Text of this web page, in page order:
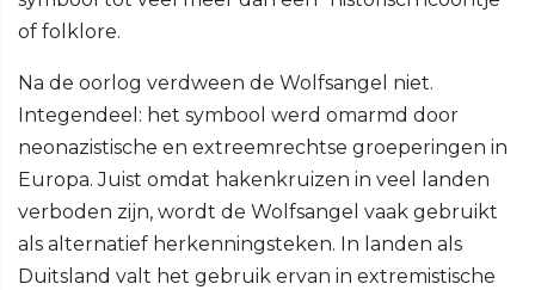
of folklore.
Na de oorlog verdween de Wolfsangel niet.
Integendeel: het symbool werd omarmd door
neonazistische en extreemrechtse groeperingen in
Europa. Juist omdat hakenkruizen in veel landen
verboden zijn, wordt de Wolfsangel vaak gebruikt
als alternatief herkenningsteken. In landen als
Duitsland valt het gebruik ervan in extremistische